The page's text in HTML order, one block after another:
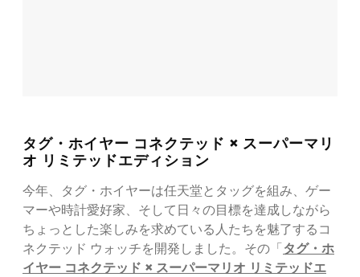
タグ・ホイヤー コネクテッド × スーパーマリ
オ リミテッドエディション
今年、タグ・ホイヤーは任天堂とタッグを組み、ゲー
マーや時計愛好家、そして日々の目標を達成しながら
ちょっとした楽しみを求めている人たちを魅了するコ
ネクテッド ウォッチを開発しました。その「 タグ・ホ
イヤー コネクテッド × スーパーマリオ リミテッドエ